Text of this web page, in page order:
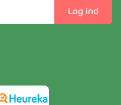
Log ind